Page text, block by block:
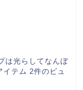
は光らしてなんぼ
イテム 2件のビュ